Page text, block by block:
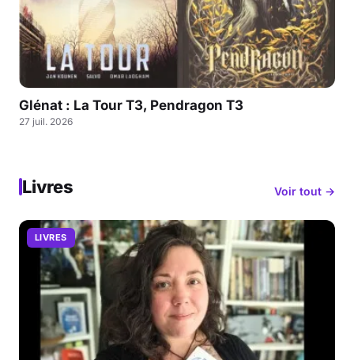
Glénat : La Tour T3, Pendragon T3
27 juil. 2026
Livres Voir tout →
LIVRES